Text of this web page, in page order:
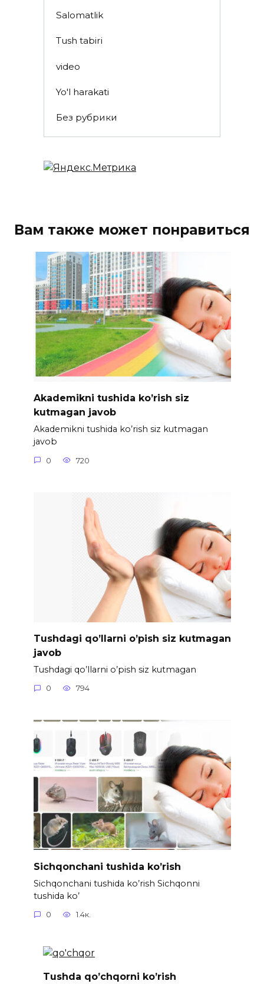
Salomatlik
Tush tabiri
video
Yo'l harakati
Без рубрики
Вам также может понравиться
Akademikni tushida ko’rish siz
kutmagan javob
Akademikni tushida ko’rish siz kutmagan
javob
0 720
Tushdagi qo’llarni o’pish siz kutmagan
javob
Tushdagi qo’llarni o’pish siz kutmagan
0 794
Sichqonchani tushida ko’rish
Sichqonchani tushida ko’rish Sichqonni
tushida ko’
0 1.4к.
Tushda qo’chqorni ko’rish